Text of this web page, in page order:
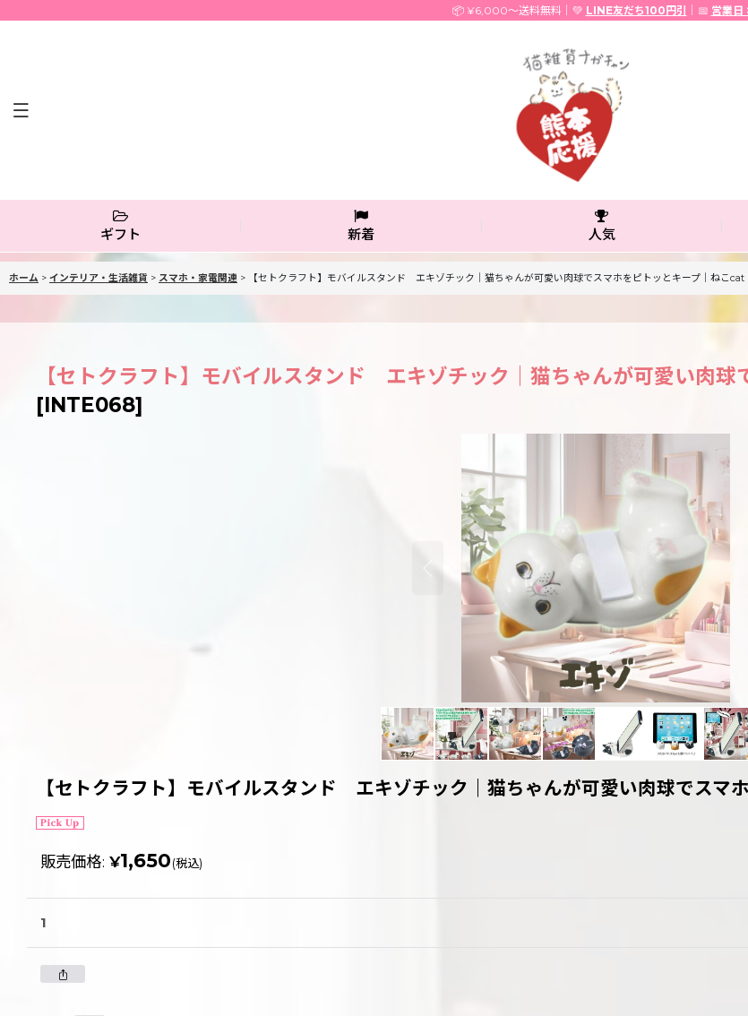
📦 ¥6,000〜送料無料｜💚 LINE友だち100円引 ｜📅 営業日
ギフト 新着 人気
ホーム > インテリア・生活雑貨 > スマホ・家電関連 > 【セトクラフト】モバイルスタンド エキゾチック｜猫ちゃんが可愛い肉球でスマホをピトッとキープ｜ねこcat
【セトクラフト】モバイルスタンド エキゾチック｜猫ちゃんが可愛い肉
[INTE068]
【セトクラフト】モバイルスタンド エキゾチック｜猫ちゃんが可愛い肉球でスマ
販売価格: ¥1,650(税込)
1